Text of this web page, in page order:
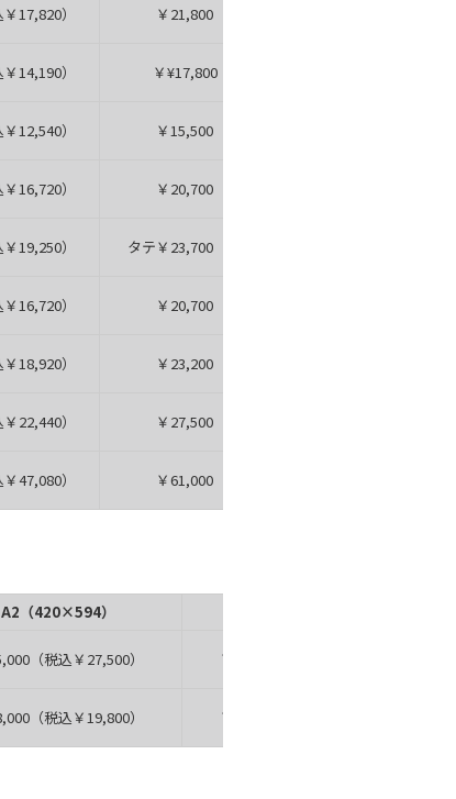
17,820） ￥21,800（税込￥23,980）
14,190） ￥¥17,800（税込￥19,580）
12,540） ￥15,500（税込￥17,050）
16,720） ￥20,700（税込￥22,770）
19,250） タテ￥23,700（税込￥26,070）
16,720） ￥20,700（税込￥22,770）
18,920） ￥23,200（税込￥25,520）
22,440） ￥27,500（税込￥30,250）
47,080） ￥61,000（税込￥67,100）
A2（420×594）
（税込￥27,500） ￥34,000（税込￥37,400）
（税込￥19,800） ￥24,100（税込￥26,510）